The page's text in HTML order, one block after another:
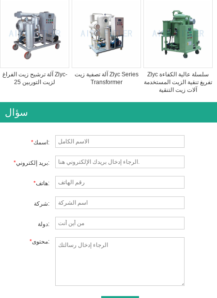
آلة ترشيح زيت الفراغ Zlyc-
25 لزيت التوربين
آلة تصفية زيت Zlyc Series
Transformer
Zlyc سلسلة عالية الكفاءة
تفريغ تنقية الزيت المستخدمة
آلات زيت التنقية
سؤال
* اسمك:
* بريد إلكتروني:
* هاتف:
شركة:
دولة:
* محتوى: